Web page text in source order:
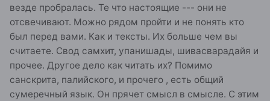
это сделали в определенный момент по каким-
то причинам своего служения. Могу
поискать фотку одного из них и кинуть в личку,
если вам интересно. Я не особо в теме, просто
читал монографию индолога Глушковой, что-
то по истории йоги и немного общался с этими
садху. В общем знания фрагментарны очень, на
правоту не претендую, а просто описываю свои
везде пробралась. Те что настоящие --- они не
отсвечивают. Можно рядом пройти и не понять кто
был перед вами. Как и тексты. Их больше чем вы
считаете. Свод самхит, упанишады, шивасварадайя и
прочее. Другое дело как читать их? Помимо
санскрита, палийского, и прочего , есть общий
сумеречный язык. Он прячет смысл в смысле. С этим